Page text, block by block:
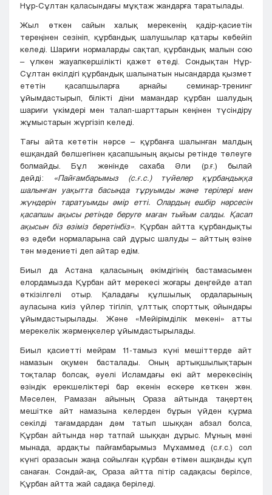
Нұр-Сұлтан қаласындағы мұқтаж жандарға таратылады.
Жыл өткен сайын халық мерекенің қадір-қасиетін
тереңінен сезініп, құрбандық шалушылар қатары көбейіп
келеді. Шариғи нормаларды сақтап, құрбандық малын сою
– үлкен жауапкершілікті қажет етеді. Сондықтан Нұр-
Сұлтан өкілдігі құрбандық шалынатын нысандарда қызмет
ететін қасапшыларға арнайы семинар-тренинг
ұйымдастырып, білікті діни мамандар құрбан шалудың
шариғи үкімдері мен талап-шарттарын кеңінен түсіндіру
жұмыстарын жүргізіп келеді.
Тағы айта кететін нәрсе – құрбанға шалынған малдың
ешқандай бөлшегінен қасапшының ақысы ретінде төлеуге
болмайды. Бұл жөнінде сахаба Әли (р.ғ.) былай
дейді:
«Пайғамбарымыз (с.ғ.с.) түйелер құрбандыққа
шалынған уақытта басында тұруымды және терілері мен
жүндерін таратуымды әмір етті. Олардың ешбір нәрсесін
қасапшы ақысы ретінде беруге маған тыйым салды. Қасап
ақысын біз өзіміз беретінбіз» . Құрбан айтта құрбандықты
өз әдеби нормаларына сай дұрыс шалуды – айттың өзіне
тән мәдениеті деп айтар едім.
Биыл да Астана қаласының әкімдігінің бастамасымен
елордамызда Құрбан айт мерекесі жоғары деңгейде атап
өткізілгелі отыр. Қаладағы құлшылық ордаларының
ауласына киіз үйлер тігіліп, ұлттық спорттық ойындары
ұйымдастырылады. Және «Мейірімділік мекені» атты
мерекелік жәрмеңкелер ұйымдастырылады.
Биыл қасиетті мейрам 11-тамыз күні мешіттерде айт
намазын оқумен басталады. Оның артықшылықтарын
тоқталар болсақ, әуелі Исламдағы екі айт мерекесінің
өзіндік ерекшеліктері бар екенін ескере кеткен жөн.
Мәселен, Рамазан айының Ораза айтында таңертең
мешітке айт намазына келерден бұрын үйден құрма
секілді тағамдардан дәм татып шыққан абзал болса,
Құрбан айтында нәр татпай шыққан дұрыс. Мұның мәні
мынада, ардақты пайғамбарымыз Мұхаммед (с.ғ.с.) сол
күнгі оразасын жаңа сойылған құрбан етімен ашқанды құп
санаған. Сондай-ақ, Ораза айтта пітір садақасы берілсе,
Құрбан айтта жай садақа беріледі.